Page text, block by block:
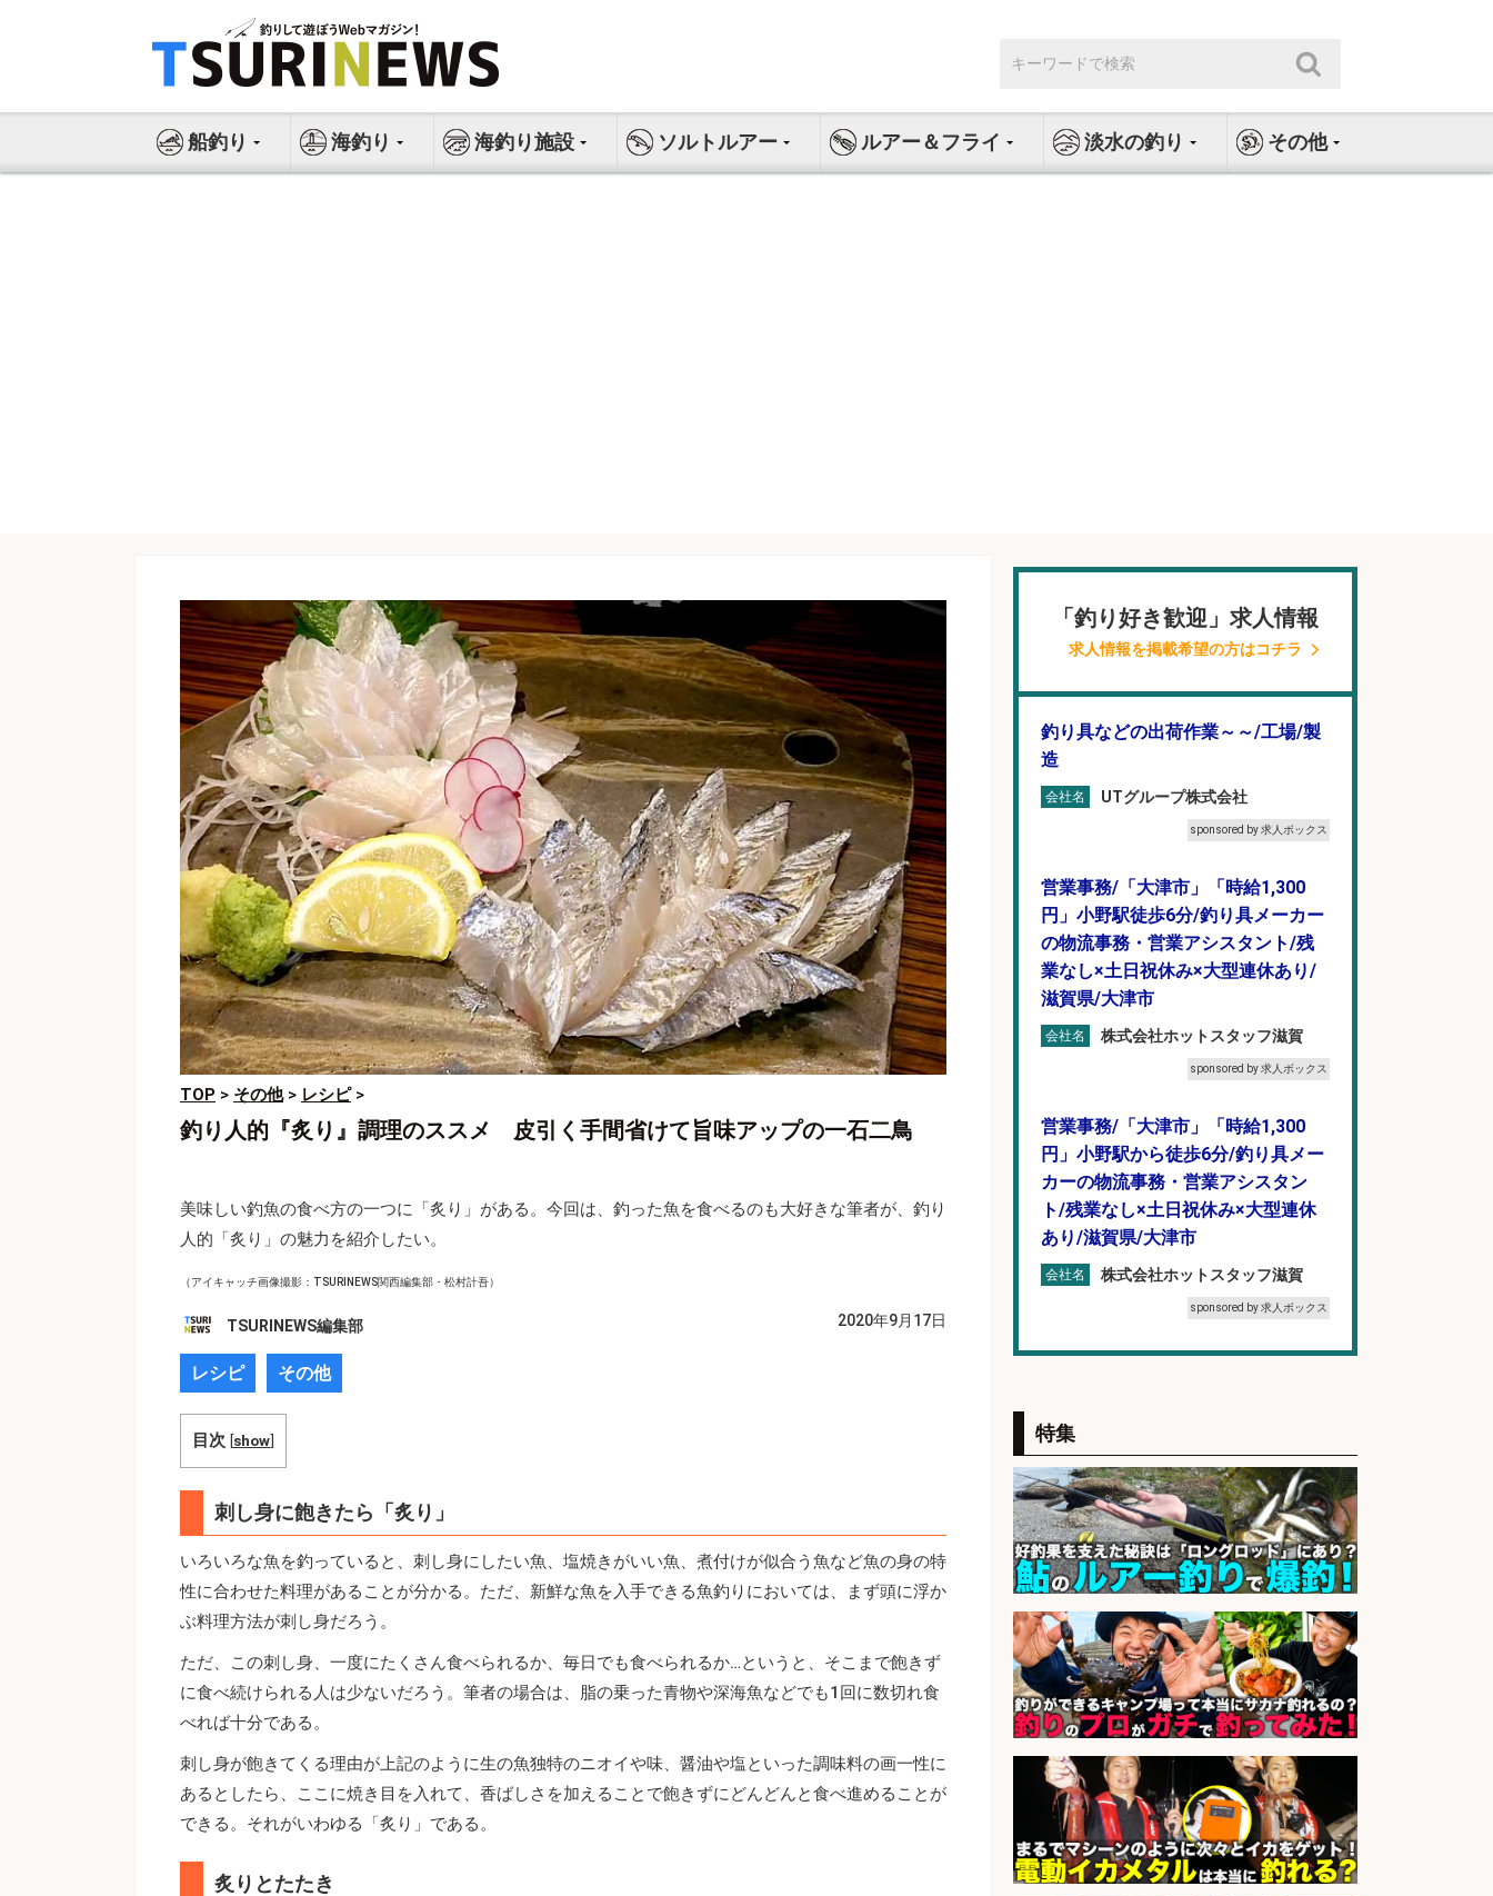
ス
索:
船釣り 海釣り 海釣り施設 ソルトルアー ルアー＆フライ 淡水の釣り その他
TOP > その他> レシピ>
釣り人的『炙り』調理のススメ 皮引く手間省けて旨味アップの一石二鳥
美味しい釣魚の食べ方の一つに「炙り」がある。今回は、釣った魚を食べるのも大好きな筆者が、釣り
人的「炙り」の魅力を紹介したい。
（アイキャッチ画像撮影：TSURINEWS関西編集部・松村計吾）
TSURINEWS編集部 2020年9月17日
レシピ その他
目次 [show]
刺し身に飽きたら「炙り」
いろいろな魚を釣っていると、刺し身にしたい魚、塩焼きがいい魚、煮付けが似合う魚など魚の身の特
性に合わせた料理があることが分かる。ただ、新鮮な魚を入手できる魚釣りにおいては、まず頭に浮か
ぶ料理方法が刺し身だろう。
ただ、この刺し身、一度にたくさん食べられるか、毎日でも食べられるか…というと、そこまで飽きず
に食べ続けられる人は少ないだろう。筆者の場合は、脂の乗った青物や深海魚などでも1回に数切れ食
べれば十分である。
刺し身が飽きてくる理由が上記のように生の魚独特のニオイや味、醤油や塩といった調味料の画一性に
あるとしたら、ここに焼き目を入れて、香ばしさを加えることで飽きずにどんどんと食べ進めることが
できる。それがいわゆる「炙り」である。
炙りとたたき
「釣り好き歓迎」求人情報
求人情報を掲載希望の方はコチラ
釣り具などの出荷作業～～/工場/製
造
会社名 UTグループ株式会社
sponsored by 求人ボックス
営業事務/「大津市」「時給1,300
円」小野駅徒歩6分/釣り具メーカー
の物流事務・営業アシスタント/残
業なし×土日祝休み×大型連休あり/
滋賀県/大津市
会社名 株式会社ホットスタッフ滋賀
sponsored by 求人ボックス
営業事務/「大津市」「時給1,300
円」小野駅から徒歩6分/釣り具メー
カーの物流事務・営業アシスタン
ト/残業なし×土日祝休み×大型連休
あり/滋賀県/大津市
会社名 株式会社ホットスタッフ滋賀
sponsored by 求人ボックス
や品出し業務/広島市佐伯区内/「時
給1,200円」日払い可/残業少なめ×
週4日〜OK×車通勤OK
会社名 株式会社ホットスタッフ五日市
sponsored by 求人ボックス
SaaS企業「魚ぽち」/東証グロース
市場上場
会社名 株式会社フーディソン
sponsored by 求人ボックス
レジ打ち/日払いOK/おさかなの三枚
おろし/新潟県/小千谷市
会社名 株式会社G&G
sponsored by 求人ボックス
特集